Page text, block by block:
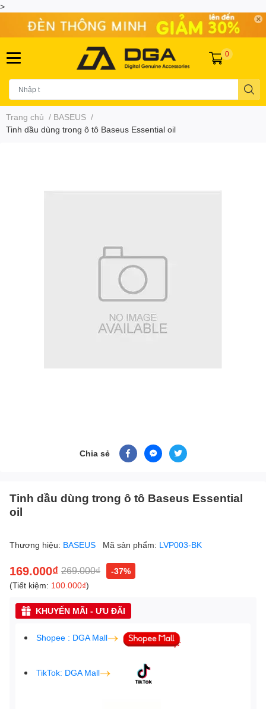
>
0
Trang chủ / BASEUS /
Tinh dầu dùng trong ô tô Baseus Essential oil
Chia sẻ
Tinh dầu dùng trong ô tô Baseus Essential
oil
Thương hiệu: BASEUS Mã sản phẩm: LVP003-BK
169.000₫ 269.000₫
-37%
(Tiết kiệm: 100.000₫)
KHUYẾN MÃI - ƯU ĐÃI
Shopee : DGA Mall
TikTok: DGA Mall